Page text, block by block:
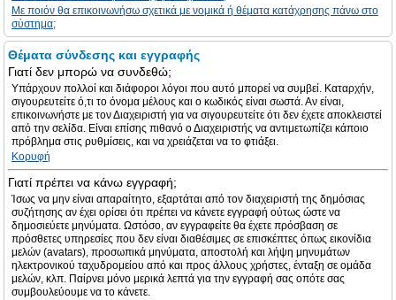
Με ποιόν θα επικοινωνήσω σχετικά με νομικά ή θέματα κατάχρησης πάνω στο
σύστημα;
Θέματα σύνδεσης και εγγραφής
Γιατί δεν μπορώ να συνδεθώ;
Υπάρχουν πολλοί και διάφοροι λόγοι που αυτό μπορεί να συμβεί. Καταρχήν,
σιγουρευτείτε ό,τι το όνομα μέλους και ο κωδικός είναι σωστά. Αν είναι,
επικοινωνήστε με τον Διαχειριστή για να σιγουρευτείτε ότι δεν έχετε αποκλειστεί
από την σελίδα. Είναι επίσης πιθανό ο Διαχειριστής να αντιμετωπίζει κάποιο
πρόβλημα στις ρυθμίσεις, και να χρειάζεται να το φτιάξει.
Κορυφή
Γιατί πρέπει να κάνω εγγραφή;
Ίσως να μην είναι απαραίτητο, εξαρτάται από τον διαχειριστή της δημόσιας
συζήτησης αν έχει ορίσει ότι πρέπει να κάνετε εγγραφή ούτως ώστε να
δημοσιεύετε μηνύματα. Ωστόσο, αν εγγραφείτε θα έχετε πρόσβαση σε
πρόσθετες υπηρεσίες που δεν είναι διαθέσιμες σε επισκέπτες όπως εικονίδια
μελών (avatars), προσωπικά μηνύματα, αποστολή και λήψη μηνυμάτων
ηλεκτρονικού ταχυδρομείου από και προς άλλους χρήστες, ένταξη σε ομάδα
μελών, κλπ. Παίρνει μόνο μερικά λεπτά για την εγγραφή σας οπότε σας
συμβουλεύουμε να το κάνετε.